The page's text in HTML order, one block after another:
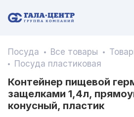
Посуда Все товары
Посуда пластиковая
Контейнер пищевой
защелками 1,4л,
конусный, пластик